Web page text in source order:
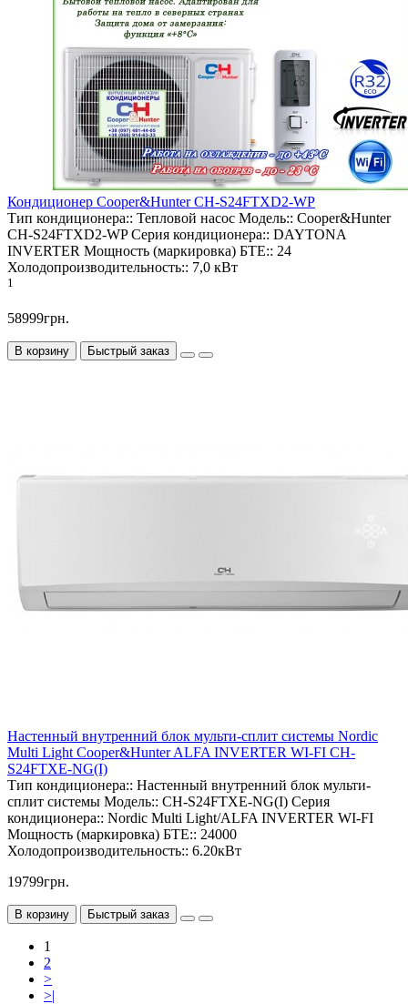
Кондиционер Cooper&Hunter CH-S24FTXD2-WP
Тип кондиционера:: Тепловой насос Модель:: Cooper&Hunter
CH-S24FTXD2-WP Серия кондиционера:: DAYTONA
INVERTER Мощность (маркировка) БТЕ:: 24
Холодопроизводительность:: 7,0 кВт
1
58999грн.
В корзину Быстрый заказ
Настенный внутренний блок мульти-сплит системы Nordic
Multi Light Cooper&Hunter ALFA INVERTER WI-FI CH-
S24FTXE-NG(I)
Тип кондиционера:: Настенный внутренний блок мульти-
сплит системы Модель:: CH-S24FTXE-NG(I) Серия
кондиционера:: Nordic Multi Light/ALFA INVERTER WI-FI
Мощность (маркировка) БТЕ:: 24000
Холодопроизводительность:: 6.20кВт
19799грн.
В корзину Быстрый заказ
1
2
>
>|